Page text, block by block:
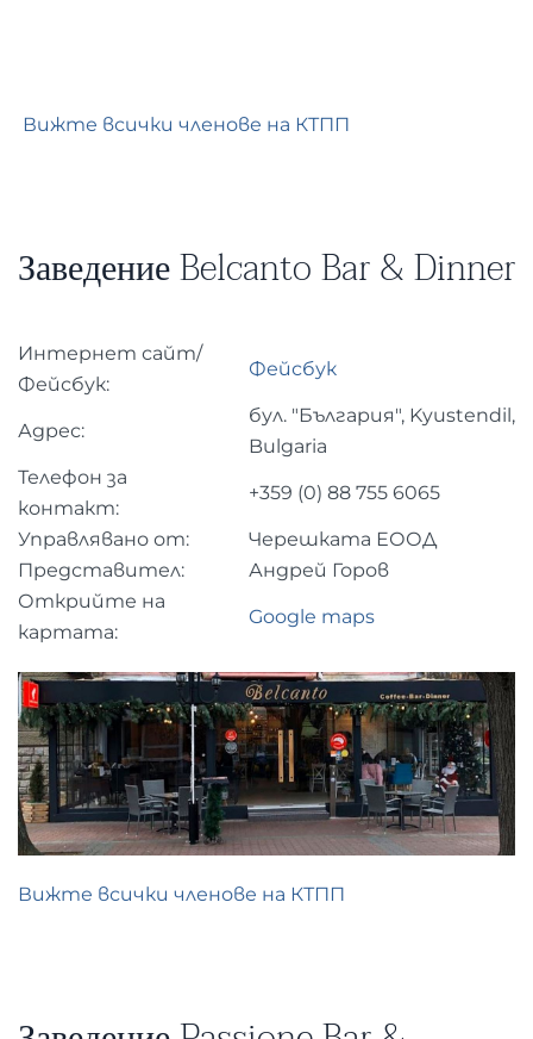
Вижте всички членове на КТПП
Заведение Belcanto Bar & Dinner
Интернет сайт/
Фейсбук:
Фейсбук
Адрес:
бул. "България", Kyustendil,
Bulgaria
Телефон за
контакт:
+359 (0) 88 755 6065
Управлявано от:
Черешката ЕООД
Представител:
Андрей Горов
Открийте на
картата:
Google maps
Вижте всички членове на КТПП